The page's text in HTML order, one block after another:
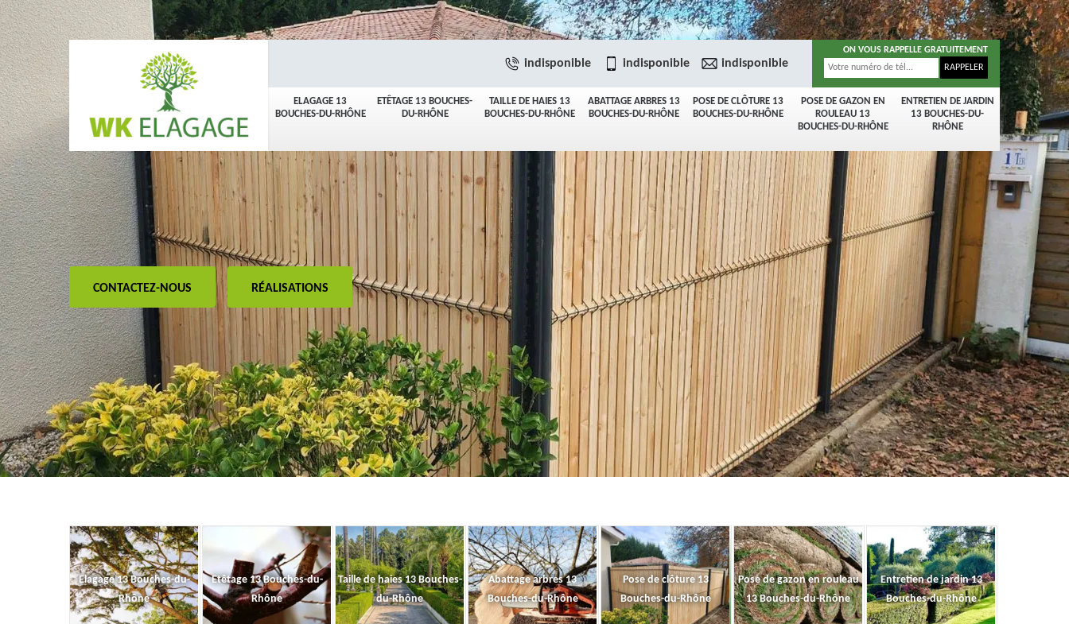
ELAGAGE 13
BOUCHES-DU-RHÔNE
ETÊTAGE 13 BOUCHES-
DU-RHÔNE
TAILLE DE HAIES 13
BOUCHES-DU-RHÔNE
ABATTAGE ARBRES 13
BOUCHES-DU-RHÔNE
POSE DE CLÔTURE 13
BOUCHES-DU-RHÔNE
POSE DE GAZON EN
ROULEAU 13
BOUCHES-DU-RHÔNE
ENTRETIEN DE JARDIN
13 BOUCHES-DU-
RHÔNE
indisponible indisponible indisponible
ON VOUS RAPPELLE GRATUITEMENT
CONTACTEZ-NOUS RÉALISATIONS
Elagage 13 Bouches-du-
Rhône
Etêtage 13 Bouches-du-
Rhône
Taille de haies 13 Bouches-
du-Rhône
Abattage arbres 13
Bouches-du-Rhône
Pose de clôture 13
Bouches-du-Rhône
Pose de gazon en rouleau
13 Bouches-du-Rhône
Entretien de jardin 13
Bouches-du-Rhône